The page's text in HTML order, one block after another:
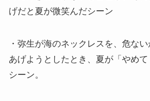
げだと夏が微笑んだシーン
・弥生が海のネックレスを、危な
あげようとしたとき、夏が「やめ
シーン。